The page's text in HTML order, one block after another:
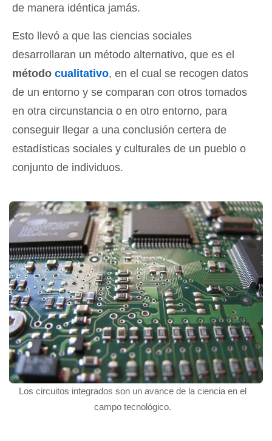
de manera idéntica jamás.
Esto llevó a que las ciencias sociales
desarrollaran un método alternativo, que es el
método cualitativo, en el cual se recogen datos
de un entorno y se comparan con otros tomados
en otra circunstancia o en otro entorno, para
conseguir llegar a una conclusión certera de
estadísticas sociales y culturales de un pueblo o
conjunto de individuos.
Los circuitos integrados son un avance de la ciencia en el
campo tecnológico.